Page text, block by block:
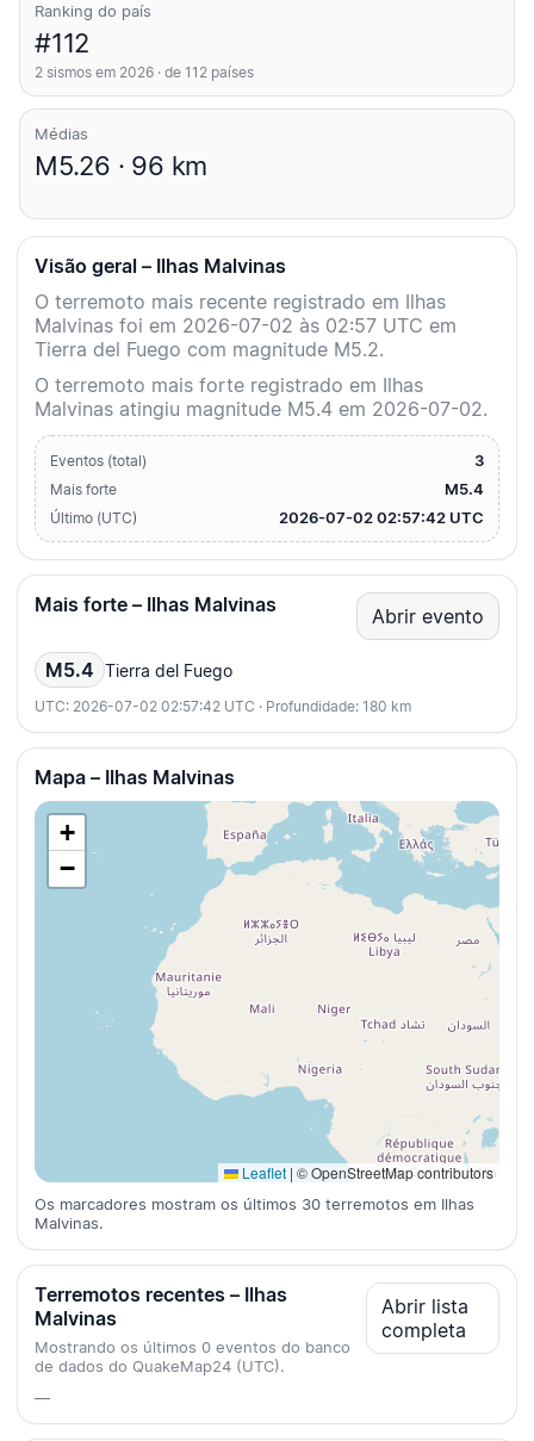
Ranking do país
#112
2 sismos em 2026 · de 112 países
Médias
M5.26 · 96 km
Visão geral – Ilhas Malvinas
O terremoto mais recente registrado em Ilhas
Malvinas foi em 2026-07-02 às 02:57 UTC em
Tierra del Fuego com magnitude M5.2.
O terremoto mais forte registrado em Ilhas
Malvinas atingiu magnitude M5.4 em 2026-07-02.
Eventos (total) 3
Mais forte M5.4
Último (UTC) 2026-07-02 02:57:42 UTC
Mais forte – Ilhas Malvinas Abrir evento
M5.4 Tierra del Fuego
UTC: 2026-07-02 02:57:42 UTC · Profundidade: 180 km
Mapa – Ilhas Malvinas
+
−
Leaflet | © OpenStreetMap contributors
Os marcadores mostram os últimos 30 terremotos em Ilhas
Malvinas.
Terremotos recentes – Ilhas
Malvinas
Mostrando os últimos 0 eventos do banco
de dados do QuakeMap24 (UTC).
Abrir lista
completa
—